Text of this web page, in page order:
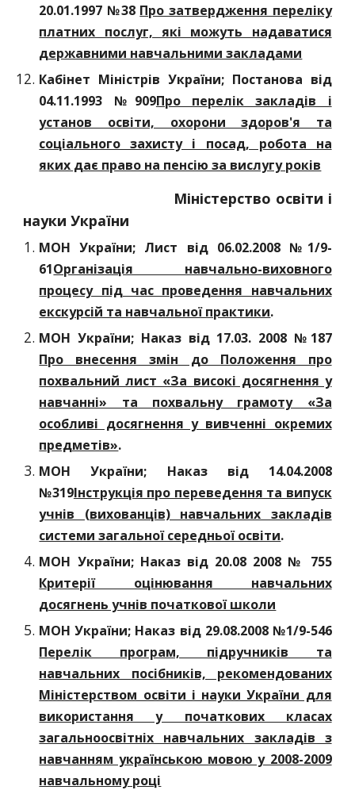
20.01.1997 №38 Про затвердження переліку
платних послуг, які можуть надаватися
державними навчальними закладами
Кабінет Міністрів України; Постанова від
04.11.1993 №909Про перелік закладів і
установ освіти, охорони здоров'я та
соціального захисту і посад, робота на
яких дає право на пенсію за вислугу років
Міністерство освіти і
науки України
МОН України; Лист від 06.02.2008 №1/9-
61Організація навчально-виховного
процесу під час проведення навчальних
екскурсій та навчальної практики.
МОН України; Наказ від 17.03. 2008 №187
Про внесення змін до Положення про
похвальний лист «За високі досягнення у
навчанні» та похвальну грамоту «За
особливі досягнення у вивченні окремих
предметів».
МОН України; Наказ від 14.04.2008
№319Інструкція про переведення та випуск
учнів (вихованців) навчальних закладів
системи загальної середньої освіти.
МОН України; Наказ від 20.08 2008 № 755
Критерії оцінювання навчальних
досягнень учнів початкової школи
МОН України; Наказ від 29.08.2008 №1/9-546
Перелік програм, підручників та
навчальних посібників, рекомендованих
Міністерством освіти і науки України для
використання у початкових класах
загальноосвітніх навчальних закладів з
навчанням українською мовою у 2008-2009
навчальному році